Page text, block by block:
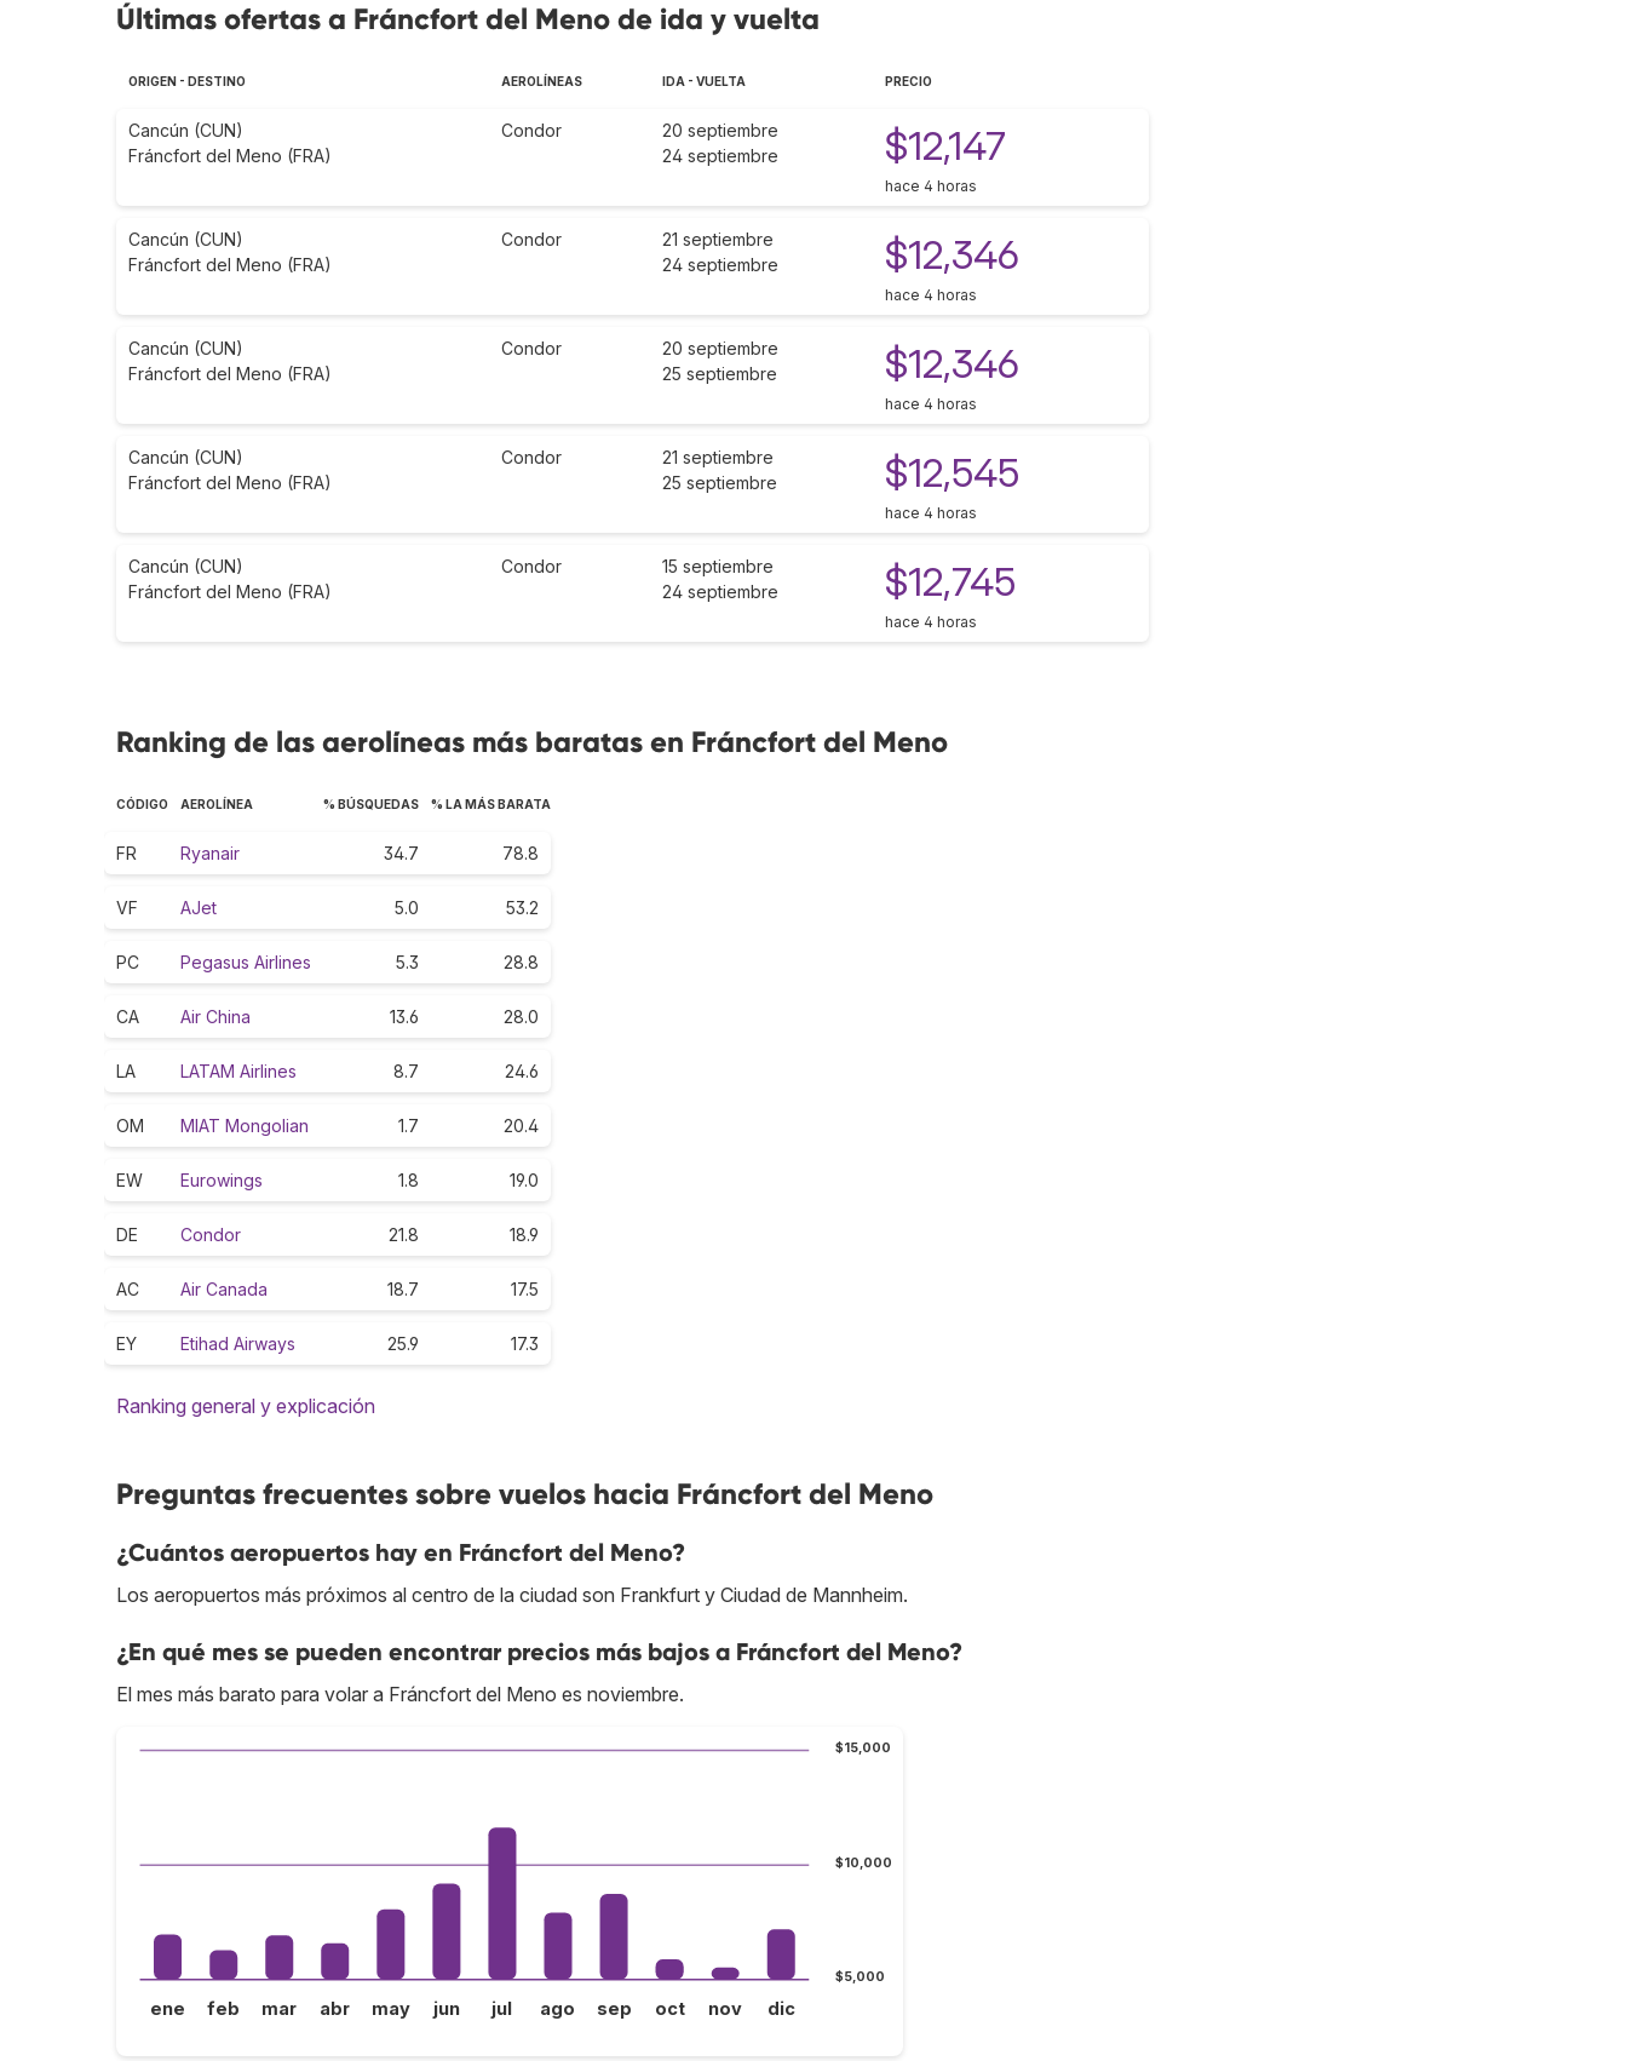
Últimas ofertas a Fráncfort del Meno de ida y vuelta
ORIGEN - DESTINO AEROLÍNEAS IDA - VUELTA PRECIO
Cancún (CUN)
Fráncfort del Meno (FRA)
Condor
20 septiembre
24 septiembre
$12,147
hace 4 horas
Cancún (CUN)
Fráncfort del Meno (FRA)
Condor
21 septiembre
24 septiembre
$12,346
hace 4 horas
Cancún (CUN)
Fráncfort del Meno (FRA)
Condor
20 septiembre
25 septiembre
$12,346
hace 4 horas
Cancún (CUN)
Fráncfort del Meno (FRA)
Condor
21 septiembre
25 septiembre
$12,545
hace 4 horas
Cancún (CUN)
Fráncfort del Meno (FRA)
Condor
15 septiembre
24 septiembre
$12,745
hace 4 horas
Ranking de las aerolíneas más baratas en Fráncfort del Meno
CÓDIGO AEROLÍNEA % BÚSQUEDAS % LA MÁS BARATA
FR Ryanair 34.7 78.8
VF AJet 5.0 53.2
PC Pegasus Airlines 5.3 28.8
CA Air China 13.6 28.0
LA LATAM Airlines 8.7 24.6
OM MIAT Mongolian 1.7 20.4
EW Eurowings 1.8 19.0
DE Condor 21.8 18.9
AC Air Canada 18.7 17.5
EY Etihad Airways 25.9 17.3
Ranking general y explicación
Preguntas frecuentes sobre vuelos hacia Fráncfort del Meno
¿Cuántos aeropuertos hay en Fráncfort del Meno?
Los aeropuertos más próximos al centro de la ciudad son Frankfurt y Ciudad de Mannheim.
¿En qué mes se pueden encontrar precios más bajos a Fráncfort del Meno?
El mes más barato para volar a Fráncfort del Meno es noviembre.
$5,000
$10,000
$15,000
ene feb mar abr may jun jul ago sep oct nov dic